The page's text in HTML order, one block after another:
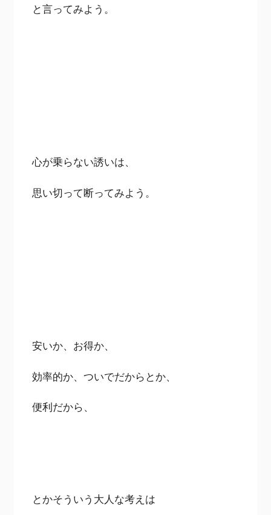
と言ってみよう。
心が乗らない誘いは、
思い切って断ってみよう。
安いか、お得か、
効率的か、ついでだからとか、
便利だから、
とかそういう大人な考えは